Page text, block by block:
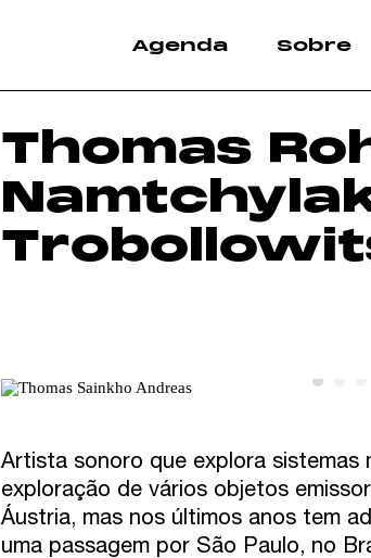
Agenda Sobre
Thomas
Artista sonoro que explora
exploração de vários objetos
Áustria, mas nos últimos anos tem
uma passagem por São Paulo, no